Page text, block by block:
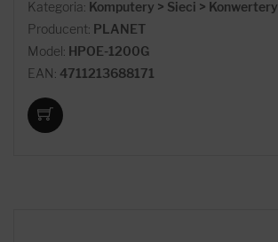
Kategoria: Komputery > Sieci > Konwertery
Producent: PLANET
Model: HPOE-1200G
EAN: 4711213688171